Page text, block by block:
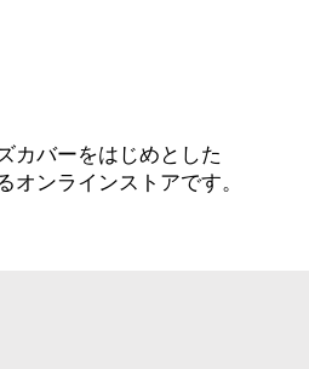
カバーをはじめとした
ンラインストアです。